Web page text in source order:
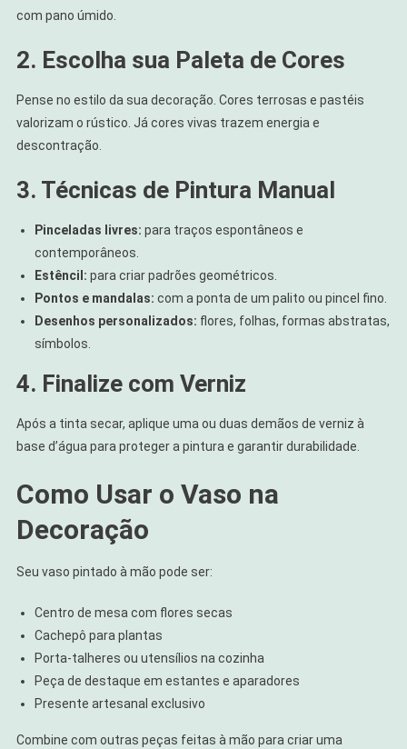
com pano úmido.
2. Escolha sua Paleta de Cores
Pense no estilo da sua decoração. Cores terrosas e pastéis
valorizam o rústico. Já cores vivas trazem energia e
descontração.
3. Técnicas de Pintura Manual
Pinceladas livres: para traços espontâneos e
contemporâneos.
Estêncil: para criar padrões geométricos.
Pontos e mandalas: com a ponta de um palito ou pincel fino.
Desenhos personalizados: flores, folhas, formas abstratas,
símbolos.
4. Finalize com Verniz
Após a tinta secar, aplique uma ou duas demãos de verniz à
base d’água para proteger a pintura e garantir durabilidade.
Como Usar o Vaso na
Decoração
Seu vaso pintado à mão pode ser:
Centro de mesa com flores secas
Cachepô para plantas
Porta-talheres ou utensílios na cozinha
Peça de destaque em estantes e aparadores
Presente artesanal exclusivo
Combine com outras peças feitas à mão para criar uma